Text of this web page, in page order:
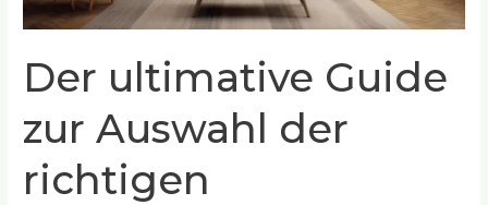
Der ultimative Guide
zur Auswahl der
richtigen